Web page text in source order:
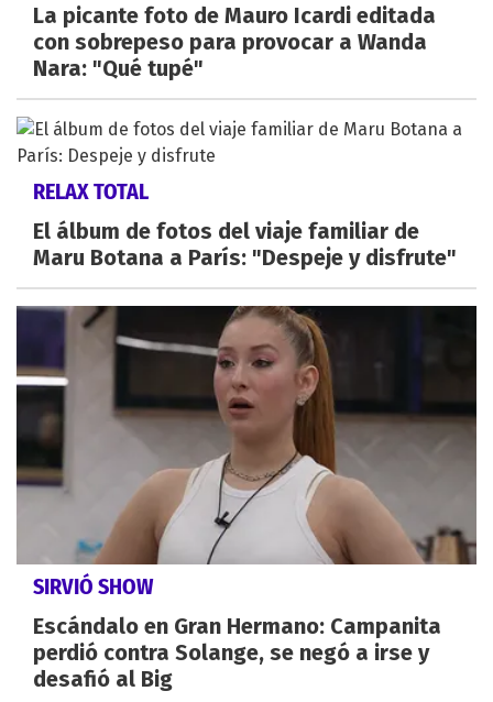
La picante foto de Mauro Icardi editada
con sobrepeso para provocar a Wanda
Nara: "Qué tupé"
RELAX TOTAL
El álbum de fotos del viaje familiar de
Maru Botana a París: "Despeje y disfrute"
SIRVIÓ SHOW
Escándalo en Gran Hermano: Campanita
perdió contra Solange, se negó a irse y
desafió al Big